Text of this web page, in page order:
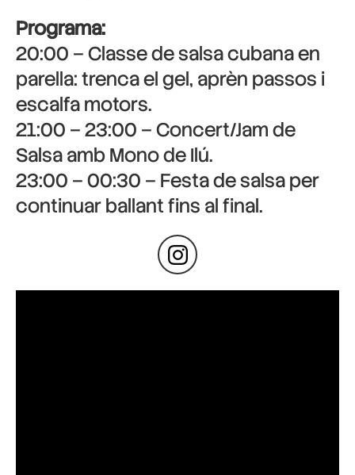
Programa:
20:00 – Classe de salsa cubana en
parella: trenca el gel, aprèn passos i
escalfa motors.
21:00 – 23:00 – Concert/Jam de
Salsa amb Mono de Ilú.
23:00 – 00:30 – Festa de salsa per
continuar ballant fins al final.